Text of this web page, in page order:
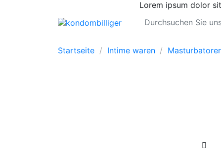
Lorem ipsum dolor
Startseite Intime waren